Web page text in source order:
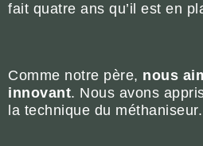
fait quatre ans qu’il est en
Comme notre père, nous
innovant. Nous avons
la technique du méthaniseur.